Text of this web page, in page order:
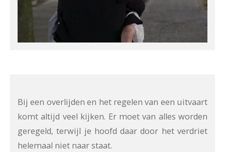
Bij een overlijden en het regelen van een uitvaart
komt altijd veel kijken. Er moet van alles worden
geregeld, terwijl je hoofd daar door het verdriet
helemaal niet naar staat.